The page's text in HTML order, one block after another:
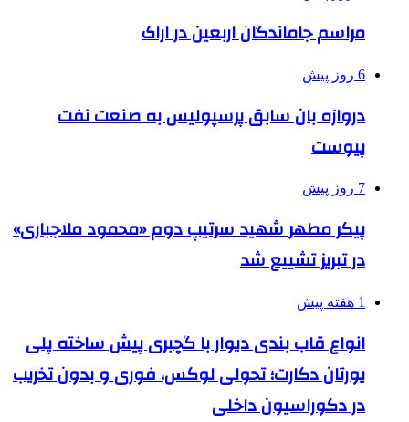
مراسم جاماندگان اربعین در اراک
6 روز پیش
دروازه بان سابق پرسپولیس به صنعت نفت
پیوست
7 روز پیش
پیکر مطهر شهید سرتیپ دوم «محمود ملاجباری»
در تبریز تشییع شد
1 هفته پیش
انواع قاب بندی دیوار با گچبری پیش ساخته پلی
یورتان دکارت؛ تحولی لوکس، فوری و بدون تخریب
در دکوراسیون داخلی